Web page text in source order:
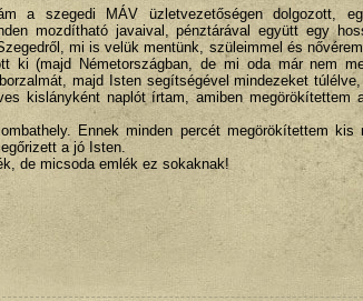
a szegedi MÁV üzletvezetőségen dolgozott,
mozdítható javaival, pénztárával együtt egy
mi is velük mentünk, szüleimmel és
ki (majd Németországban, de mi oda már nem
majd Isten segítségével mindezeket
kislányként naplót írtam, amiben megörökítettem
Ennek minden percét megörökítettem kis
a jó Isten.
de micsoda emlék ez sokaknak!